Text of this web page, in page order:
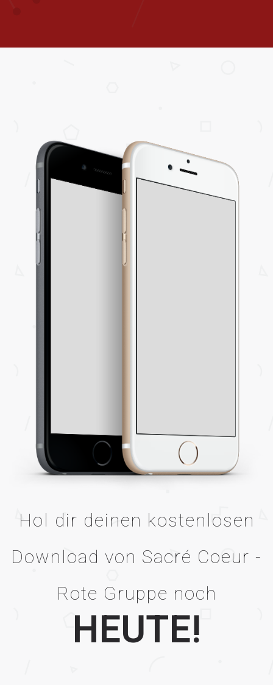
Hol dir deinen kostenlosen
Download von Sacré Coeur -
Rote Gruppe noch
HEUTE!